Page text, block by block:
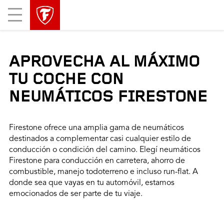
Mobile
Menu
APROVECHA AL MÁXIMO
TU COCHE CON
NEUMÁTICOS FIRESTONE
Firestone ofrece una amplia gama de neumáticos
destinados a complementar casi cualquier estilo de
conducción o condición del camino. Elegí neumáticos
Firestone para conducción en carretera, ahorro de
combustible, manejo todoterreno e incluso run-flat. A
donde sea que vayas en tu automóvil, estamos
emocionados de ser parte de tu viaje.